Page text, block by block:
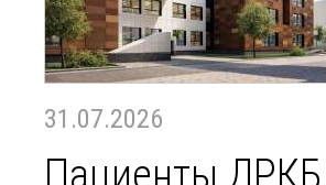
31.07.2026
Пациенты ДРКБ